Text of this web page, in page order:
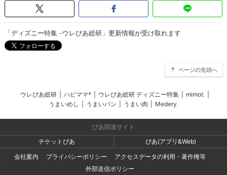
「ディズニー特集 -ウレぴあ総研」更新情報が受け取れます
ページの先頭へ
ウレぴあ総研 ハピママ* ウレぴあ総研 ディズニー特集 mimot.
うまいめし
うまいパン うまい肉 Medery.
ぴあ関連サイト
チケットぴあ
ぴあ(アプリ&Web)
会社案内
プライバシーポリシー
アクセスデータの利用・著作権等
外部送信ポリシー